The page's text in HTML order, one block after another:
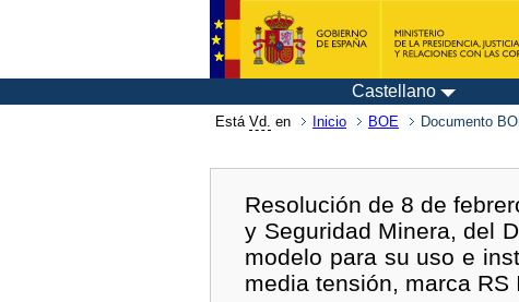
Castellano
Está Vd. en Inicio BOE Documento
Resolución de 8 de
y Seguridad Minera, del
modelo para su uso e
media tensión, marca RS